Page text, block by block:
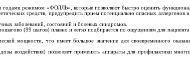
режимом «ФОЛЛЬ», которые позволяют быстро оценить
средств, предупредить прием потенциально опасных аллергенов
заболеваний, состояний и болевых синдромов.
(99 шагов) плавно и легко подбирается по ощущениям для
мощности, что имеет большое значение для своевременного
позволяет применять аппараты для профилактики